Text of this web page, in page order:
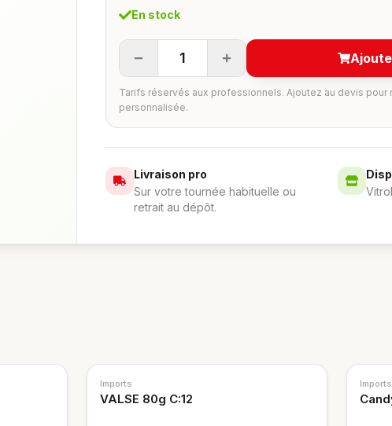
En stock
1
Tarifs réservés aux professionnels. Ajoutez au devis pour
personnalisée.
Livraison pro
Sur votre tournée habituelle ou
retrait au dépôt.
Imports
VALSE 80g C:12
Imports